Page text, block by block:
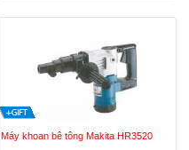
Máy khoan bê tông Makita HR3520